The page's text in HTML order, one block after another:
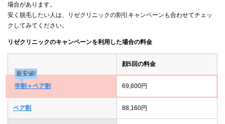
場合があります。
安く脱毛したい人は、リゼクリニックの割引キャンペーンも合わせてチェッ
クしてみてください。
リゼクリニックのキャンペーンを利用した場合の料金
顔5回の料金
最安値!
学割＋ペア割
69,600円
ペア割 88,160円